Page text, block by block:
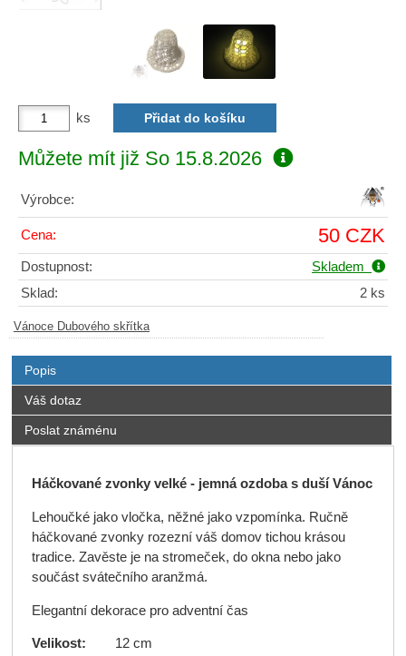
ks
Můžete mít již So 15.8.2026
Výrobce:
Cena: 50 CZK
Dostupnost:
Skladem
Sklad:
2 ks
Vánoce Dubového skřítka
Popis
Váš dotaz
Poslat známénu
Háčkované zvonky velké - jemná ozdoba s duší Vánoc
Lehoučké jako vločka, něžné jako vzpomínka. Ručně
háčkované zvonky rozezní váš domov tichou krásou
tradice. Zavěste je na stromeček, do okna nebo jako
součást svátečního aranžmá.
Elegantní dekorace pro adventní čas
Velikost: 12 cm